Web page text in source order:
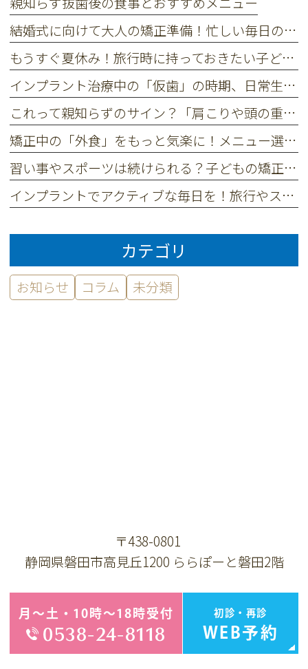
結婚式に向けて大人の矯正準備！忙しい毎日の中でできる工夫とは？
もうすぐ夏休み！旅行時に持っておきたい子ども用オーラルケアセット
インプラント治療中の「仮歯」の時期、日常生活で気をつけておきたいこと
これって親知らずのサイン？「肩こりや頭の重さ」と、お口の違和感の意外な関係
矯正中の「外食」をもっと気楽に！メニュー選びのコツとお店選びの視点
習い事やスポーツは続けられる？子どもの矯正治療中のアクティブな過ごし方
インプラントでアクティブな毎日を！旅行やスポーツを「これまで通り」楽しめる理由
カテゴリ
お知らせ コラム 未分類
〒438-0801
静岡県磐田市高見丘1200 ららぽーと磐田2階
月～土・10時～18時受付
0538-24-8118
初診・再診
WEB予約